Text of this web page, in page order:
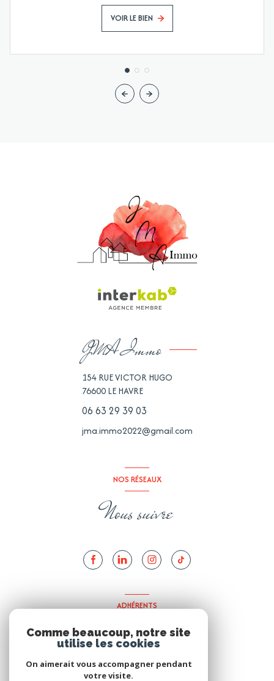
VOIR LE BIEN
JMA Immo
154 RUE VICTOR HUGO
76600LE HAVRE
06 63 29 39 03
jma.immo2022@gmail.com
NOS RÉSEAUX
Nous suivre
ADHÉRENTS
Nous adhérons
Comme beaucoup, notre site
utilise les cookies
On aimerait vous accompagner pendant
votre visite.